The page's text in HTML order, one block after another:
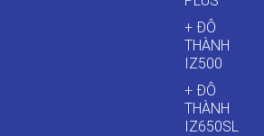
+ ĐÔ
THÀNH
IZ500
+ ĐÔ
THÀNH
IZ650SL